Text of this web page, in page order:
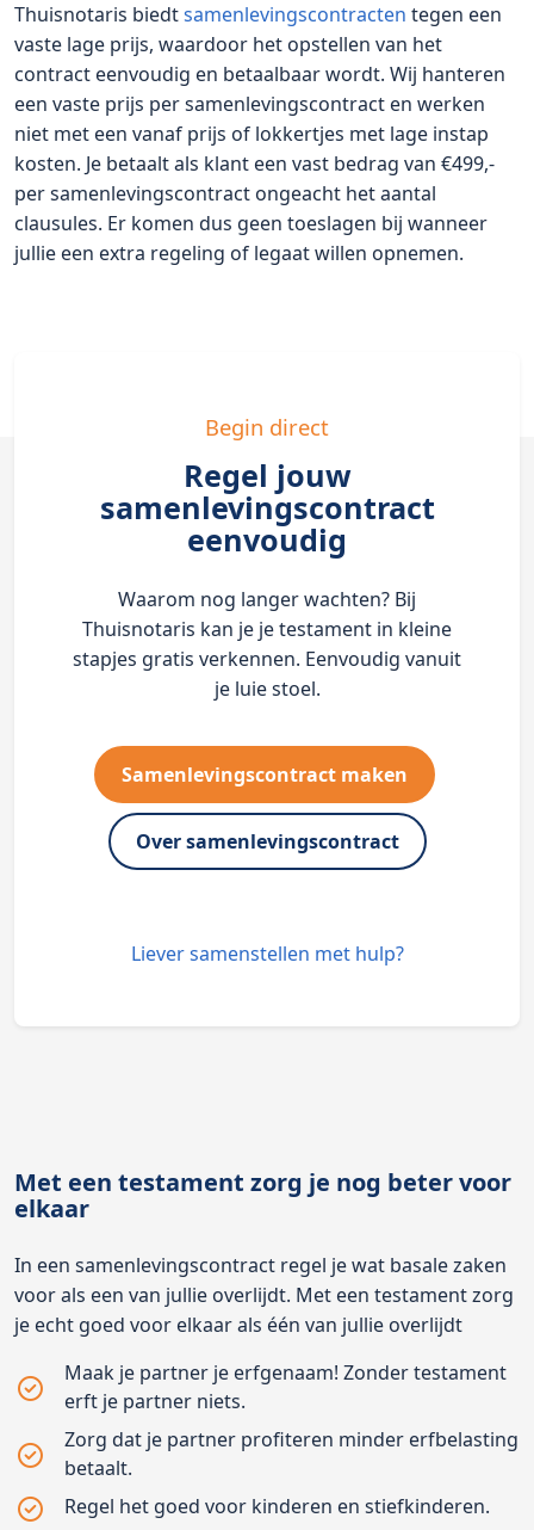
Thuisnotaris biedtsamenlevingscontracten tegen een
vaste lage prijs, waardoor het opstellen van het
contract eenvoudig en betaalbaar wordt. Wij hanteren
een vaste prijs per samenlevingscontract en werken
niet met een vanaf prijs of lokkertjes met lage instap
kosten. Je betaalt als klant een vast bedrag van €499,-
per samenlevingscontract ongeacht het aantal
clausules. Er komen dus geen toeslagen bij wanneer
jullie een extra regeling of legaat willen opnemen.
Begin direct
Regel jouw
samenlevingscontract
eenvoudig
Waarom nog langer wachten? Bij
Thuisnotaris kan je je testament in kleine
stapjes gratis verkennen. Eenvoudig vanuit
je luie stoel.
Samenlevingscontract maken
Over samenlevingscontract
Liever samenstellen met hulp?
Met een testament zorg je nog beter voor
elkaar
In een samenlevingscontract regel je wat basale zaken
voor als een van jullie overlijdt. Met een testament zorg
je echt goed voor elkaar als één van jullie overlijdt
Maak je partner je erfgenaam! Zonder testament
erft je partner niets.
Zorg dat je partner profiteren minder erfbelasting
betaalt.
Regel het goed voor kinderen en stiefkinderen.